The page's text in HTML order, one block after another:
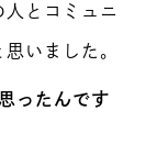
とコミュニ
いました。
ったんです